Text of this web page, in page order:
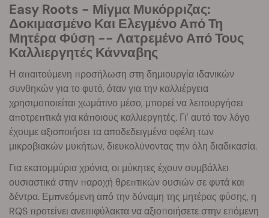
Easy Roots - Μίγμα Μυκόρριζας:
Δοκιμασμένο Και Ελεγμένο Από Τη
Μητέρα Φύση -- Λατρεμένο Από Τους
Καλλιεργητές Κάνναβης
Η απαιτούμενη προσήλωση στη δημιουργία ιδανικών
συνθηκών για το φυτό, όταν για την καλλιέργεια
χρησιμοποιείται χωμάτινο μέσο, μπορεί να λειτουργήσει
αποτρεπτικά για κάποιους καλλιεργητές. Γι' αυτό τον λόγο
έχουμε αξιοποιήσει τα αποδεδειγμένα οφέλη των
μικροβιακών μυκήτων, διευκολύνοντας την όλη διαδικασία.
Για εκατομμύρια χρόνια, οι μύκητες έχουν συμβάλλει
ουσιαστικά στην παροχή θρεπτικών ουσιών σε φυτά και
δέντρα. Εμπνεόμενη από την δύναμη της μητέρας φύσης, η
RQS προτείνει ανεπιφύλακτα να αξιοποιήσετε στην επόμενη